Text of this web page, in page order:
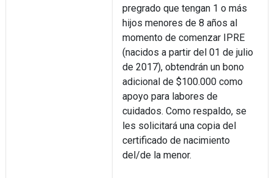
pregrado que tengan 1 o más
hijos menores de 8 años al
momento de comenzar IPRE
(nacidos a partir del 01 de julio
de 2017), obtendrán un bono
adicional de $100.000 como
apoyo para labores de
cuidados. Como respaldo, se
les solicitará una copia del
certificado de nacimiento
del/de la menor.